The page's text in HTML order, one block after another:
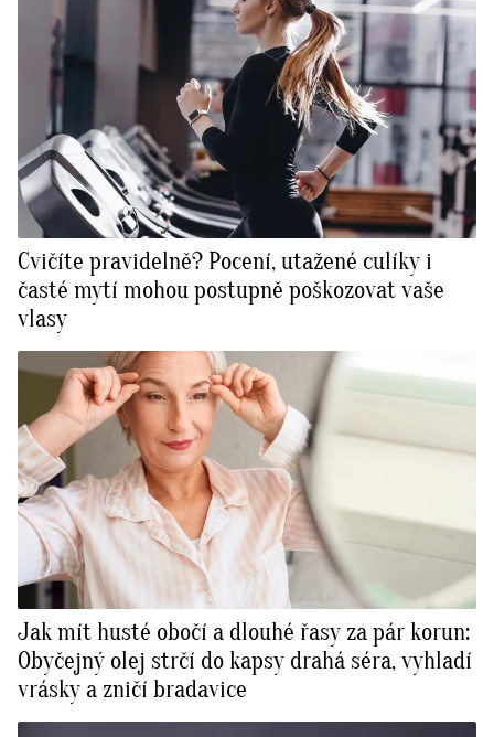
Cvičíte pravidelně? Pocení, utažené culíky i
časté mytí mohou postupně poškozovat vaše
vlasy
Jak mít husté obočí a dlouhé řasy za pár korun:
Obyčejný olej strčí do kapsy drahá séra, vyhladí
vrásky a zničí bradavice